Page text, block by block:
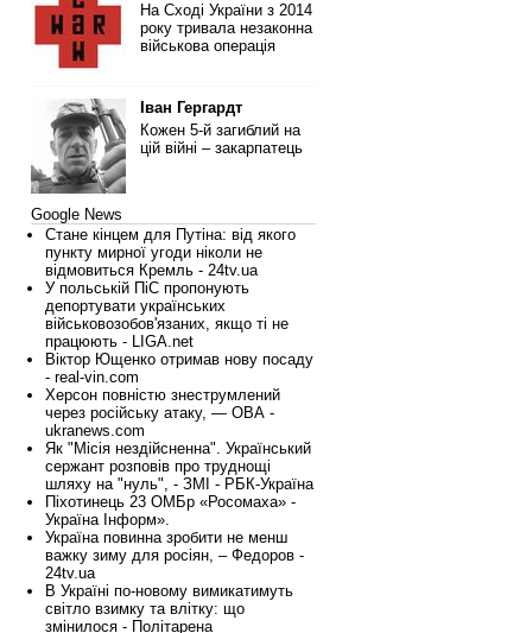
На Сході України з 2014
року тривала незаконна
військова операція
Іван Гергардт
Кожен 5-й загиблий на
цій війні – закарпатець
Google News
Стане кінцем для Путіна: від якого
пункту мирної угоди ніколи не
відмовиться Кремль - 24tv.ua
У польській ПіС пропонують
депортувати українських
військовозобов'язаних, якщо ті не
працюють - LIGA.net
Віктор Ющенко отримав нову посаду
- real-vin.com
Херсон повністю знеструмлений
через російську атаку, — ОВА -
ukranews.com
Як "Місія нездійсненна". Український
сержант розповів про труднощі
шляху на "нуль", - ЗМІ - РБК-Україна
Піхотинець 23 ОМБр «Росомаха» -
Україна Інформ».
Україна повинна зробити не менш
важку зиму для росіян, – Федоров -
24tv.ua
В Україні по-новому вимикатимуть
світло взимку та влітку: що
змінилося - Політарена